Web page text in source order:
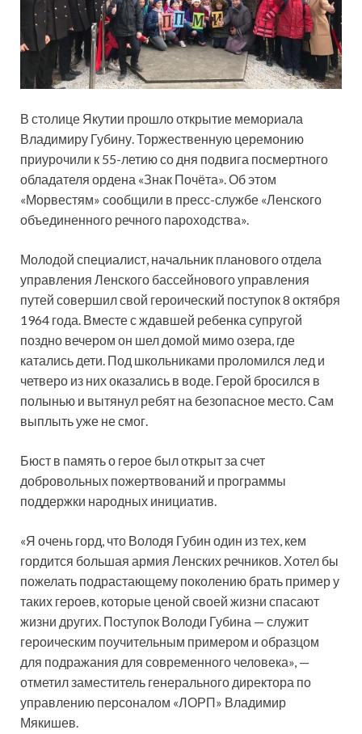
В столице Якутии прошло открытие мемориала
Владимиру Губину. Торжественную церемонию
приурочили к 55-летию со дня подвига посмертного
обладателя ордена «Знак Почёта». Об этом
«Морвестям» сообщили в пресс-службе «Ленского
объединенного речного пароходства».
Молодой специалист, начальник планового отдела
управления Ленского бассейнового управления
путей совершил свой героический поступок 8 октября
1964 года. Вместе с ждавшей ребенка супругой
поздно вечером он шел домой мимо озера, где
катались дети. Под школьниками проломился лед и
четверо из них оказались в воде. Герой бросился в
полынью и вытянул ребят на безопасное место. Сам
выплыть уже не смог.
Бюст в память о герое был открыт за счет
добровольных пожертвований и программы
поддержки народных инициатив.
«Я очень горд, что Володя Губин один из тех, кем
гордится большая армия Ленских речников. Хотел бы
пожелать подрастающему поколению брать пример у
таких героев, которые ценой своей жизни спасают
жизни других. Поступок Володи Губина — служит
героическим поучительным примером и образцом
для подражания для современного человека», —
отметил заместитель генерального директора по
управлению персоналом «ЛОРП» Владимир
Мякишев.